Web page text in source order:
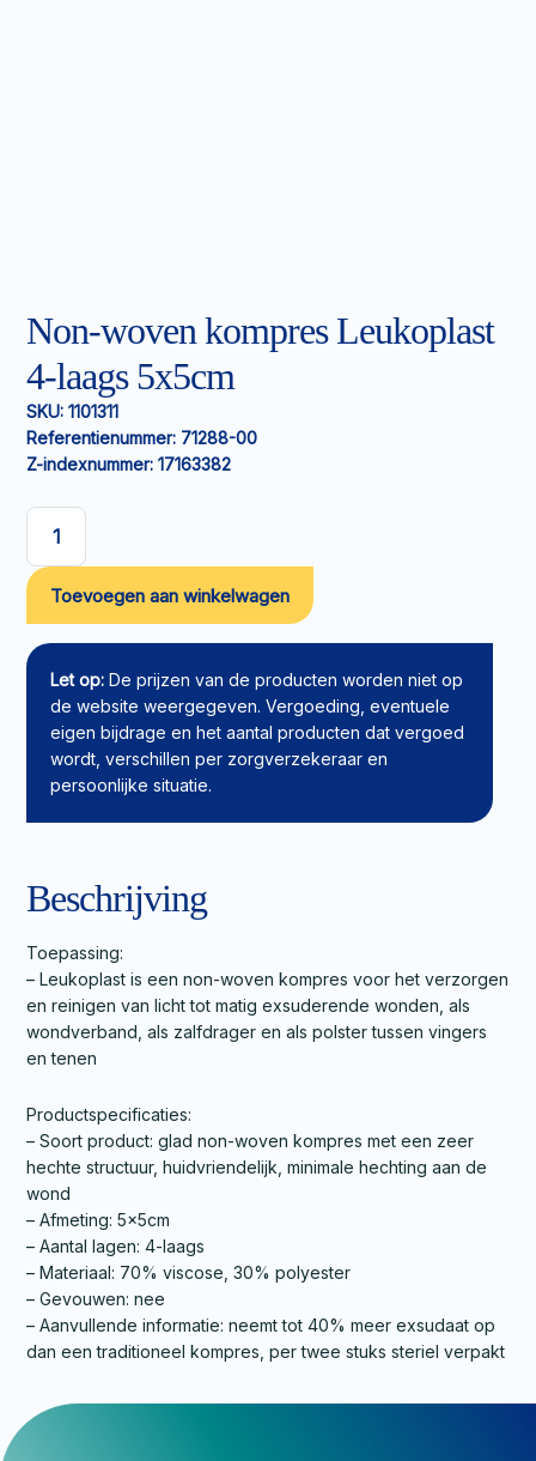
Non-woven kompres Leukoplast
4-laags 5x5cm
SKU: 1101311
Referentienummer: 71288-00
Z-indexnummer: 17163382
Non-
woven
kompres
Leukoplast
4-
laags
5x5cm
aantal
Toevoegen aan winkelwagen
Let op: De prijzen van de producten worden niet op
de website weergegeven. Vergoeding, eventuele
eigen bijdrage en het aantal producten dat vergoed
wordt, verschillen per zorgverzekeraar en
persoonlijke situatie.
Beschrijving
Toepassing:
– Leukoplast is een non-woven kompres voor het verzorgen
en reinigen van licht tot matig exsuderende wonden, als
wondverband, als zalfdrager en als polster tussen vingers
en tenen
Productspecificaties:
– Soort product: glad non-woven kompres met een zeer
hechte structuur, huidvriendelijk, minimale hechting aan de
wond
– Afmeting: 5x5cm
– Aantal lagen: 4-laags
– Materiaal: 70% viscose, 30% polyester
– Gevouwen: nee
– Aanvullende informatie: neemt tot 40% meer exsudaat op
dan een traditioneel kompres, per twee stuks steriel verpakt